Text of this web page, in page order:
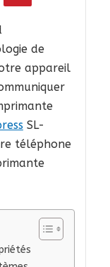
de
appareil
SL-
téléphone